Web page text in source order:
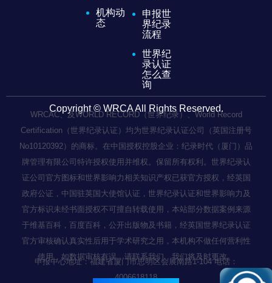
机构动
态
申报世
界纪录
流程
世界纪
录认证
怎么查
询
Copyright © WRCA All Rights Reserved.
WRCAC、及WORLD RECORD（世界纪录）、World Record
Certification（世界纪录认证）均为世界纪录认证公司（英国注册号
No10120392）的商标。在中国授权控股企业：纪录时代（厦门）品
牌管理有限公司特许授权使用并维权。保留所有权利。世界纪录认
证公司官方图标和世界影响力相关知识产权已获官方授权，经英国
政府公证，中国驻英国大使馆认证，世界纪录认证和世界影响力及
官方标识未经书面授权不可擅自转载使用，本站部分数据案例来源
于维基百科，百度百科，公开出版物及书籍，经英国世界纪录认证
官方审核确认真实性后用于学术研究之用，本机构不做任何营利性
使用，如数据审核有误，请联系我们，我们将及时更改。
申报中心地址：福建省厦门市思明区会展南路1-104 电话：
4006618118